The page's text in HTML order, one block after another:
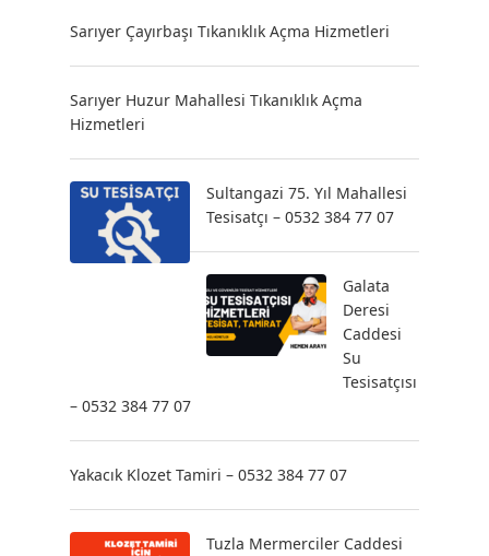
Sarıyer Çayırbaşı Tıkanıklık Açma Hizmetleri
Sarıyer Huzur Mahallesi Tıkanıklık Açma
Hizmetleri
Sultangazi 75. Yıl Mahallesi
Tesisatçı – 0532 384 77 07
Galata
Deresi
Caddesi
Su
Tesisatçısı
– 0532 384 77 07
Yakacık Klozet Tamiri – 0532 384 77 07
Tuzla Mermerciler Caddesi